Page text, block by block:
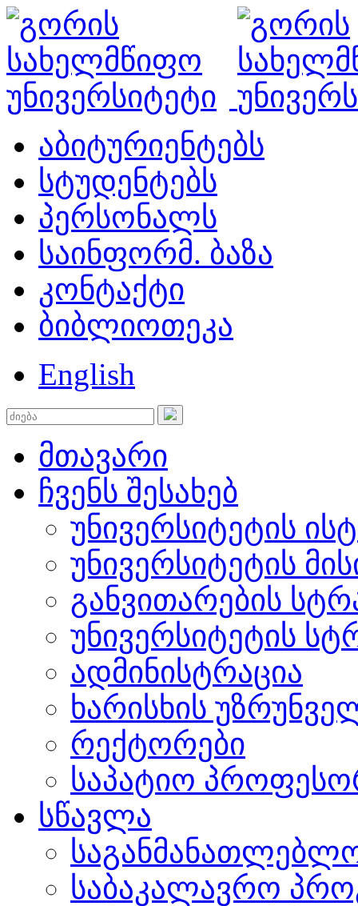
აბიტურიენტებს
სტუდენტებს
პერსონალს
საინფორმ. ბაზა
კონტაქტი
ბიბლიოთეკა
English
მთავარი
ჩვენს შესახებ
უნივერსიტეტის
უნივერსიტეტის
განვითარების
უნივერსიტეტის
ადმინისტრაცია
ხარისხის
რექტორები
საპატიო
სწავლა
საბაკალავრო